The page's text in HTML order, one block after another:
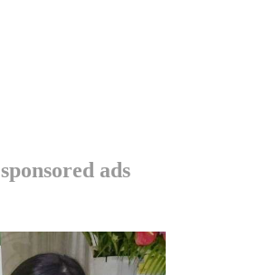
sponsored ads